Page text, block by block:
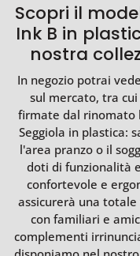
Scopri il
Ink B in
nostra
In negozio potrai
sul mercato, tra
firmate dal rinomato
Seggiola in plastica:
l'area pranzo o il
doti di funzionalità
confortevole e
assicurerà una
con familiari e
complementi